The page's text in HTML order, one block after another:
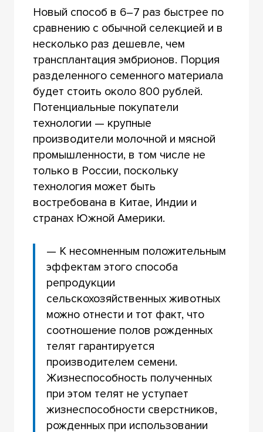
Новый способ в 6–7 раз быстрее по
сравнению с обычной селекцией и в
несколько раз дешевле, чем
трансплантация эмбрионов. Порция
разделенного семенного материала
будет стоить около 800 рублей.
Потенциальные покупатели
технологии — крупные
производители молочной и мясной
промышленности, в том числе не
только в России, поскольку
технология может быть
востребована в Китае, Индии и
странах Южной Америки.
— К несомненным положительным
эффектам этого способа
репродукции
сельскохозяйственных животных
можно отнести и тот факт, что
соотношение полов рожденных
телят гарантируется
производителем семени.
Жизнеспособность полученных
при этом телят не уступает
жизнеспособности сверстников,
рожденных при использовании